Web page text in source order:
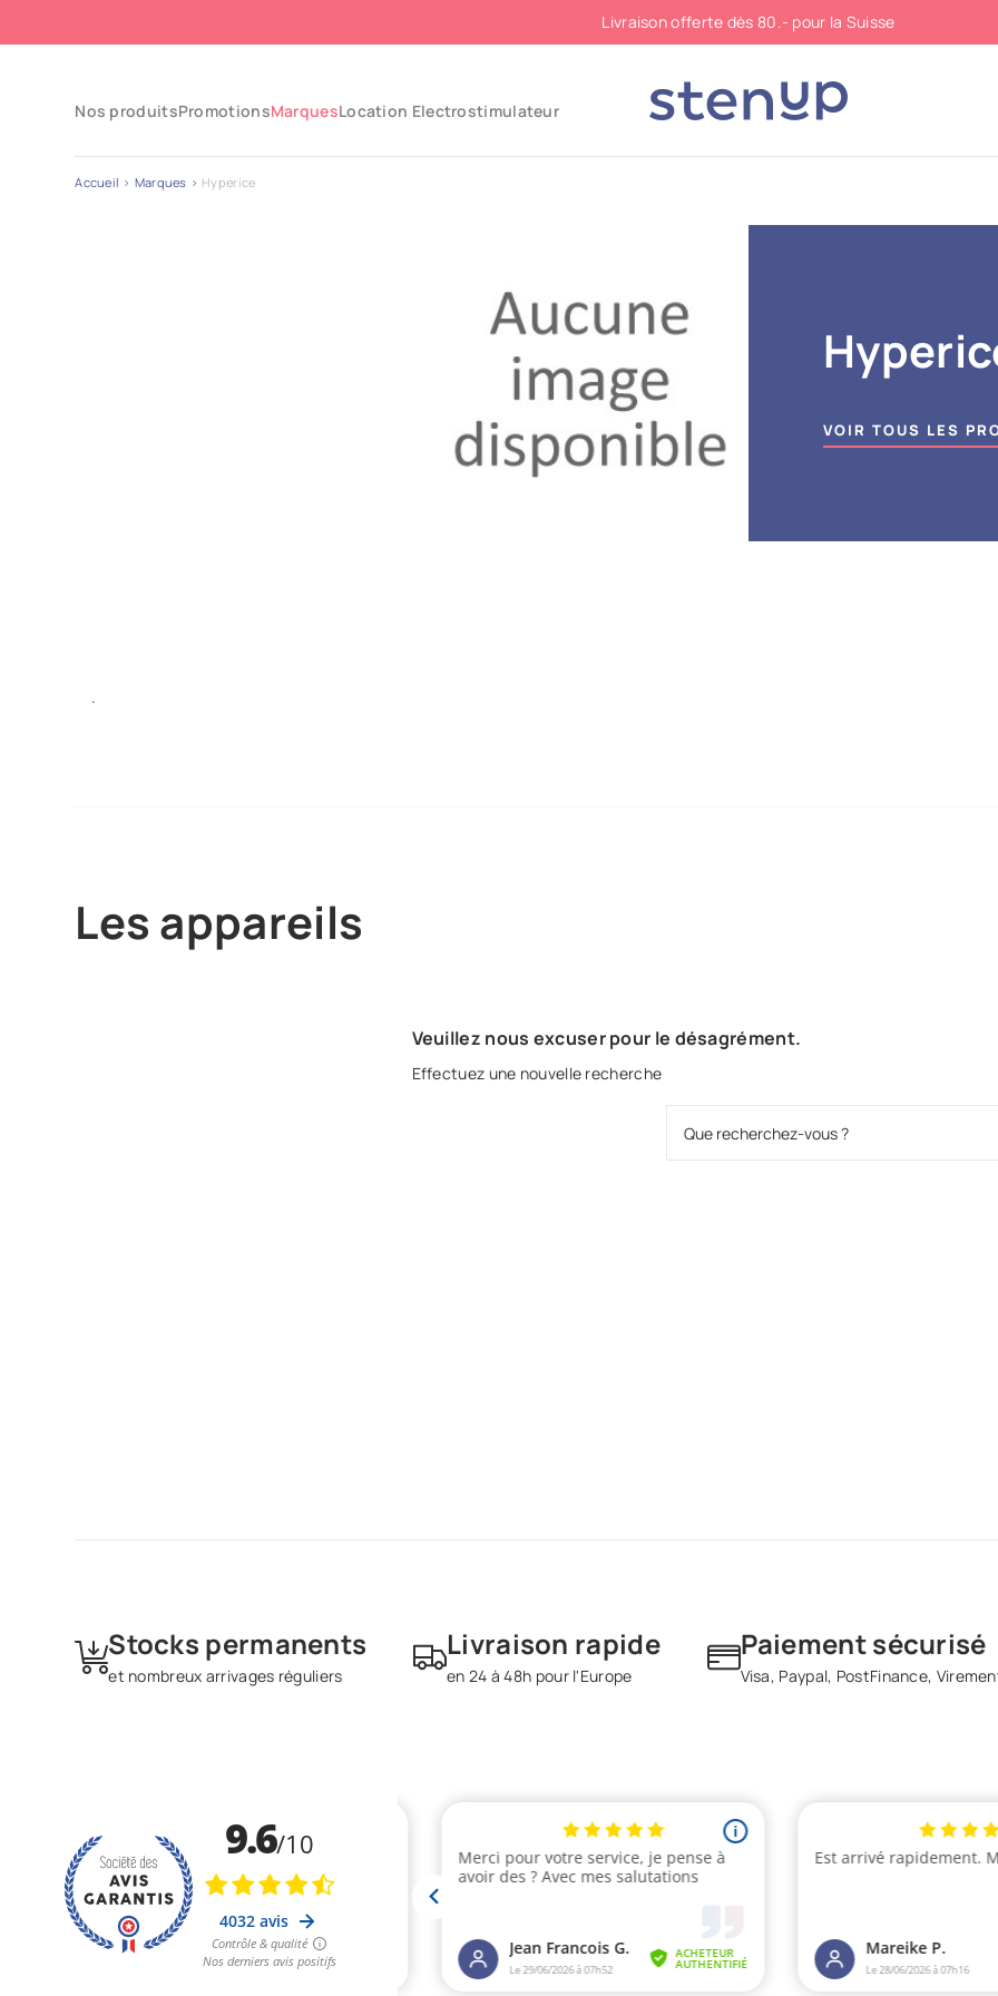
Livraison offerte dès 80.- pour la Suisse
Nos produitsPromotionsMarquesLocation Electrostimulateur
Accueil Marques Hyperice
VOIR TOUS LES
.
Les appareils
Veuillez nous excuser pour le désagrément.
Effectuez une nouvelle recherche
Stocks permanents
et nombreux arrivages réguliers
Livraison rapide
en 24 à 48h pour l'Europe
Paiement sécurisé
Visa, Paypal, PostFinance,